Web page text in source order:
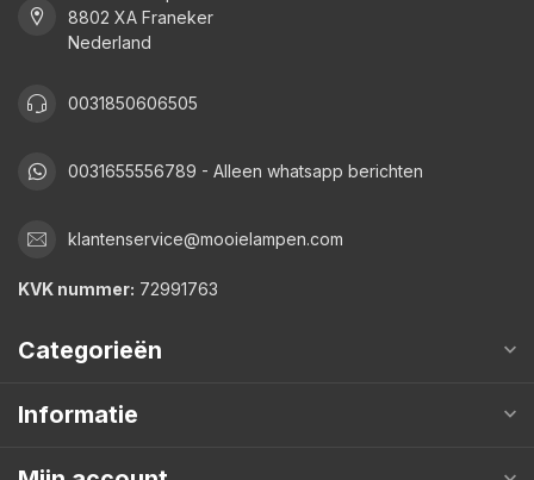
8802 XA Franeker
Nederland
0031850606505
0031655556789 - Alleen whatsapp berichten
klantenservice@mooielampen.com
KVK nummer: 72991763
Categorieën
Informatie